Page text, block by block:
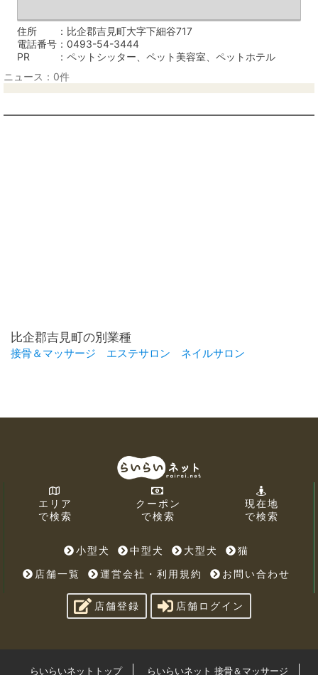
住所
比企郡吉見町大字下細谷717
電話番号
0493-54-3444
PR
ペットシッター、ペット美容室、ペットホテル
ニュース：0件
比企郡吉見町の別業種
接骨＆マッサージ エステサロン ネイルサロン
エリア
で検索
クーポン
で検索
現在地
で検索
小型犬 中型犬 大型犬
猫
店舗一覧
運営会社・利用規約 お問い合わせ
店舗登録 店舗ログイン
らいらいネットトップ らいらいネット 接骨＆マッサージ